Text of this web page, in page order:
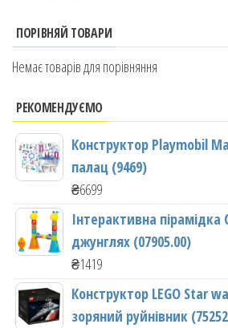
ПОРІВНЯЙ ТОВАРИ
Немає товарів для порівняння
РЕКОМЕНДУЄМО
Конструктор Playmobil
палац (9469)
₴6699
Інтерактивна пірамідка
джунглях (07905.00)
₴1419
Конструктор LEGO Star
зоряний руйнівник